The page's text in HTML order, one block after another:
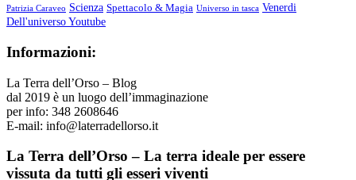
Patrizia Caraveo Scienza Spettacolo & Magia Universo in tasca Venerdi
Dell'universo Youtube
Informazioni:
La Terra dell’Orso – Blog
dal 2019 è un luogo dell’immaginazione
per info: 348 2608646
E-mail: info@laterradellorso.it
La Terra dell’Orso – La terra ideale per essere
vissuta da tutti gli esseri viventi